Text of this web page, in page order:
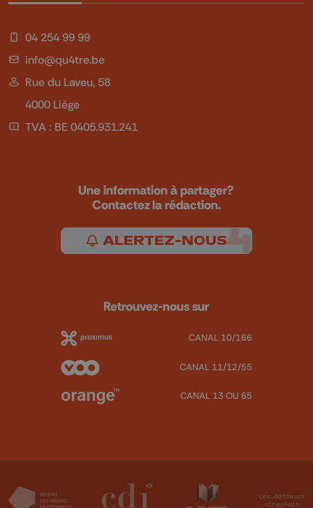
04 254 99 99
info@qu4tre.be
Rue du Laveu, 58
4000 Liège
TVA : BE 0405.931.241
Une information à partager?
Contactez la rédaction.
ALERTEZ-NOUS
Retrouvez-nous sur
CANAL 10/166
CANAL 11/12/55
CANAL 13 OU 65